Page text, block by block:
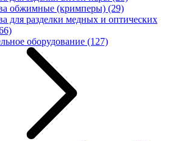
обжимные (кримперы) (29)
для разделки медных и оптических
оборудование (127)